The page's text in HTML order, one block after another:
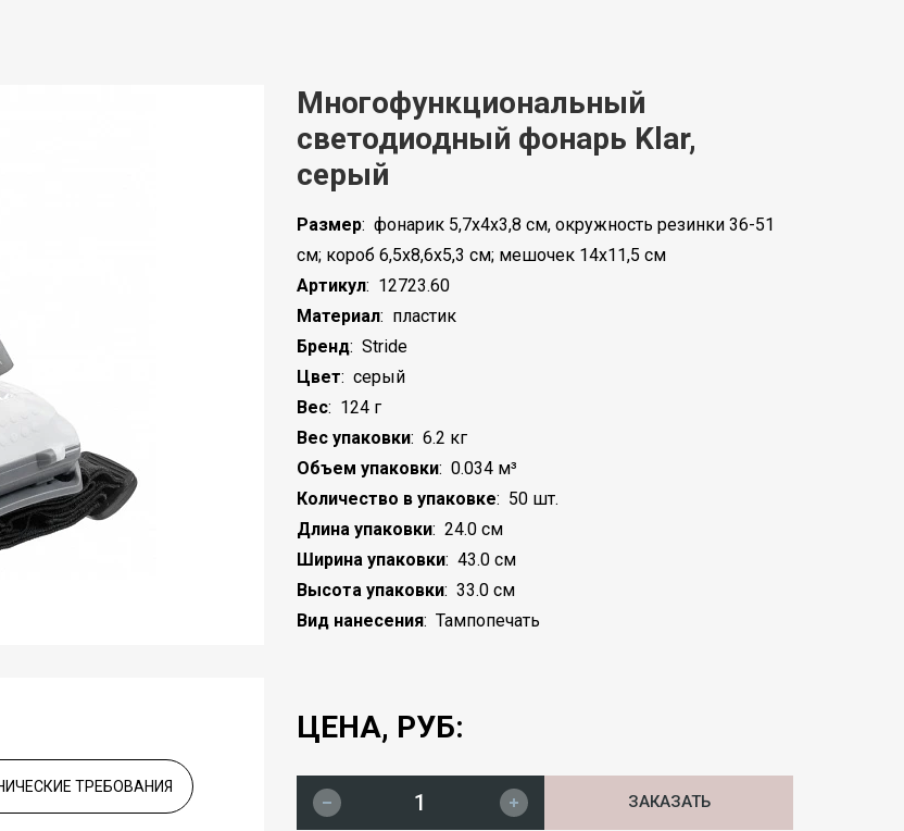
ТРЕБОВАНИЯ
Многофункциональный
светодиодный фонарь Klar,
серый
Размер: фонарик 5,7х4х3,8 см, окружность резинки 36-51
см; короб 6,5х8,6х5,3 см; мешочек 14х11,5 см
Артикул: 12723.60
Материал: пластик
Бренд: Stride
Цвет: серый
Вес: 124 г
Вес упаковки: 6.2 кг
Объем упаковки: 0.034 м³
Количество в упаковке: 50 шт.
Длина упаковки: 24.0 см
Ширина упаковки: 43.0 см
Высота упаковки: 33.0 см
Вид нанесения: Тампопечать
ЦЕНА, РУБ:
ЗАКАЗАТЬ